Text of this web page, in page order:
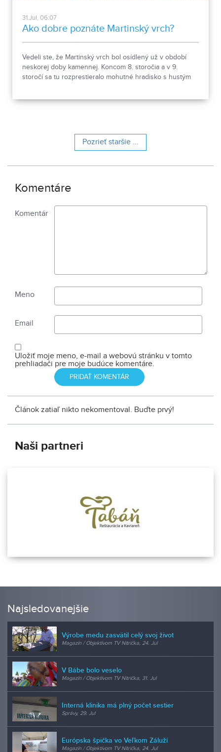
31.Jul, 06:07
Ako dobre poznáte Martinský vrch?
Vedeli ste, že Martinský vrch bol osídlený už v období
neskorej doby kamennej. Koncom 8. storočia a v 9.
storočí sa tu rozprestieralo mohutné hradisko s hustým
Pozrieť staršie ...
Komentáre
Komentár
Meno
Email
Uložiť moje meno, e-mail a webovú stránku v tomto
prehliadači pre moje budúce komentáre.
Článok zatiaľ nikto nekomentoval. Buďte prvý!
Naši partneri
Najsledovanejšie
Výrobe medu zasvätil celý svoj život
Magazín / Objektívom TV Nitrička, 24. Jul
V Bábe bolo veselo
Magazín / Objektívom TV Nitrička, 31. Jul
Interná klinika má plný počet sestier
Správy, 29. Jul
Európska špička vo Veľkom Záluží
Magazín / Objektívom TV Nitrička, 24. Jul